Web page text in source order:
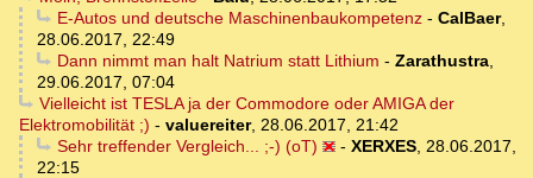
E-Autos und deutsche Maschinenbaukompetenz- CalBaer,
28.06.2017, 22:49
Dann nimmt man halt Natrium statt Lithium - Zarathustra,
29.06.2017, 07:04
Vielleicht ist TESLA ja der Commodore oder AMIGA der
Elektromobilität ;) - valuereiter, 28.06.2017, 21:42
Sehr treffender Vergleich... ;-) (oT)
- XERXES, 28.06.2017,
22:15